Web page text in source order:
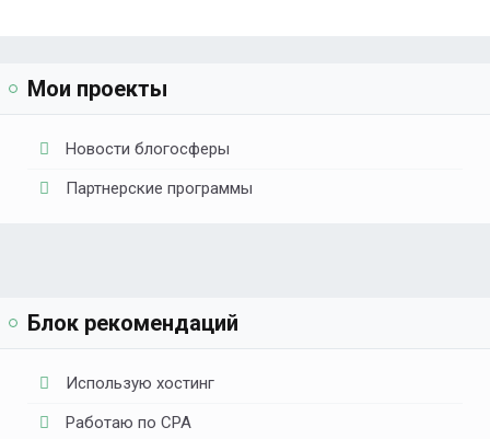
Мои проекты
Новости блогосферы
Партнерские программы
Блок рекомендаций
Использую хостинг
Работаю по CPA